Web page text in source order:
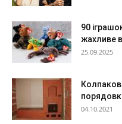
90
жахливе
25.09.2025
04.10.2021